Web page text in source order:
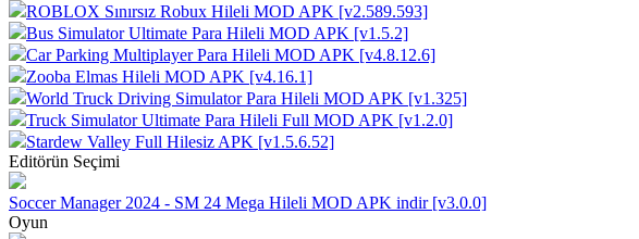
ROBLOX Sınırsız Robux Hileli MOD APK [v2.589.593]
Bus Simulator Ultimate Para Hileli MOD APK [v1.5.2]
Car Parking Multiplayer Para Hileli MOD APK [v4.8.12.6]
Zooba Elmas Hileli MOD APK [v4.16.1]
World Truck Driving Simulator Para Hileli MOD APK [v1.325]
Truck Simulator Ultimate Para Hileli Full MOD APK [v1.2.0]
Stardew Valley Full Hilesiz APK [v1.5.6.52]
Editörün Seçimi
Soccer Manager 2024 - SM 24 Mega Hileli MOD APK indir [v3.0.0]
Oyun